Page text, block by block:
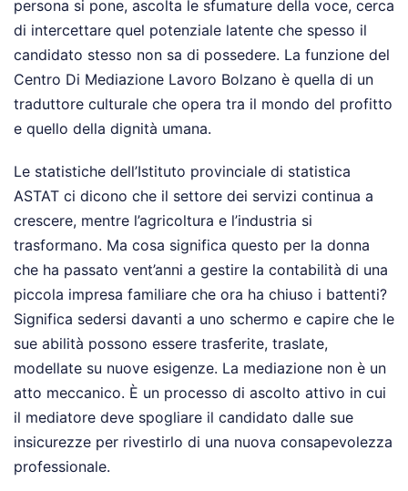
persona si pone, ascolta le sfumature della voce, cerca
di intercettare quel potenziale latente che spesso il
candidato stesso non sa di possedere. La funzione del
Centro Di Mediazione Lavoro Bolzano è quella di un
traduttore culturale che opera tra il mondo del profitto
e quello della dignità umana.
Le statistiche dell’Istituto provinciale di statistica
ASTAT ci dicono che il settore dei servizi continua a
crescere, mentre l’agricoltura e l’industria si
trasformano. Ma cosa significa questo per la donna
che ha passato vent’anni a gestire la contabilità di una
piccola impresa familiare che ora ha chiuso i battenti?
Significa sedersi davanti a uno schermo e capire che le
sue abilità possono essere trasferite, traslate,
modellate su nuove esigenze. La mediazione non è un
atto meccanico. È un processo di ascolto attivo in cui
il mediatore deve spogliare il candidato dalle sue
insicurezze per rivestirlo di una nuova consapevolezza
professionale.